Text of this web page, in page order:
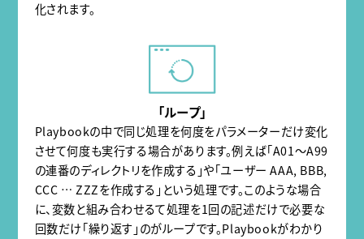
化されます。
「ループ」
Playbookの中で同じ処理を何度をパラメーターだけ変化
させて何度も実行する場合があります。例えば「A01〜A99
の連番のディレクトリを作成する」や「ユーザー AAA, BBB,
CCC … ZZZを作成する」という処理です。このような場合
に、変数と組み合わせるて処理を1回の記述だけで必要な
回数だけ「繰り返す」のがループです。Playbookがわかり